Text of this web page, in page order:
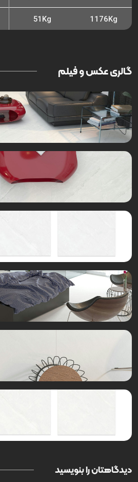
1176Kg
51Kg
گالری عکس و فیلم
دیدگاهتان را بنویسید